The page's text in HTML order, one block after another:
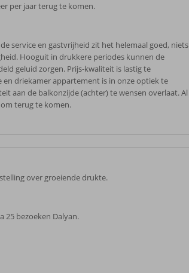
per jaar terug te komen.
service en gastvrijheid zit het helemaal goed, niets
Hooguit in drukkere periodes kunnen de
geluid zorgen. Prijs-kwaliteit is lastig te
en driekamer appartement is in onze optiek te
aan de balkonzijde (achter) te wensen overlaat. Al
terug te komen.
over groeiende drukte.
25 bezoeken Dalyan.